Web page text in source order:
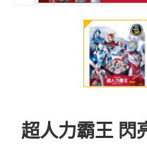
超人力霸王